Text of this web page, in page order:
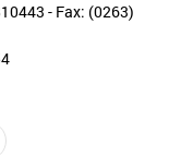
- Fax: (0263)